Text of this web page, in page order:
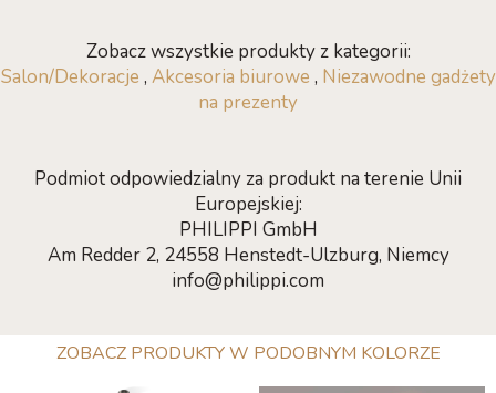
Zobacz wszystkie produkty z kategorii:
Salon/Dekoracje , Akcesoria biurowe , Niezawodne gadżety
na prezenty
Podmiot odpowiedzialny za produkt na terenie Unii
Europejskiej:
PHILIPPI GmbH
Am Redder 2, 24558 Henstedt-Ulzburg, Niemcy
info@philippi.com
ZOBACZ PRODUKTY W PODOBNYM KOLORZE